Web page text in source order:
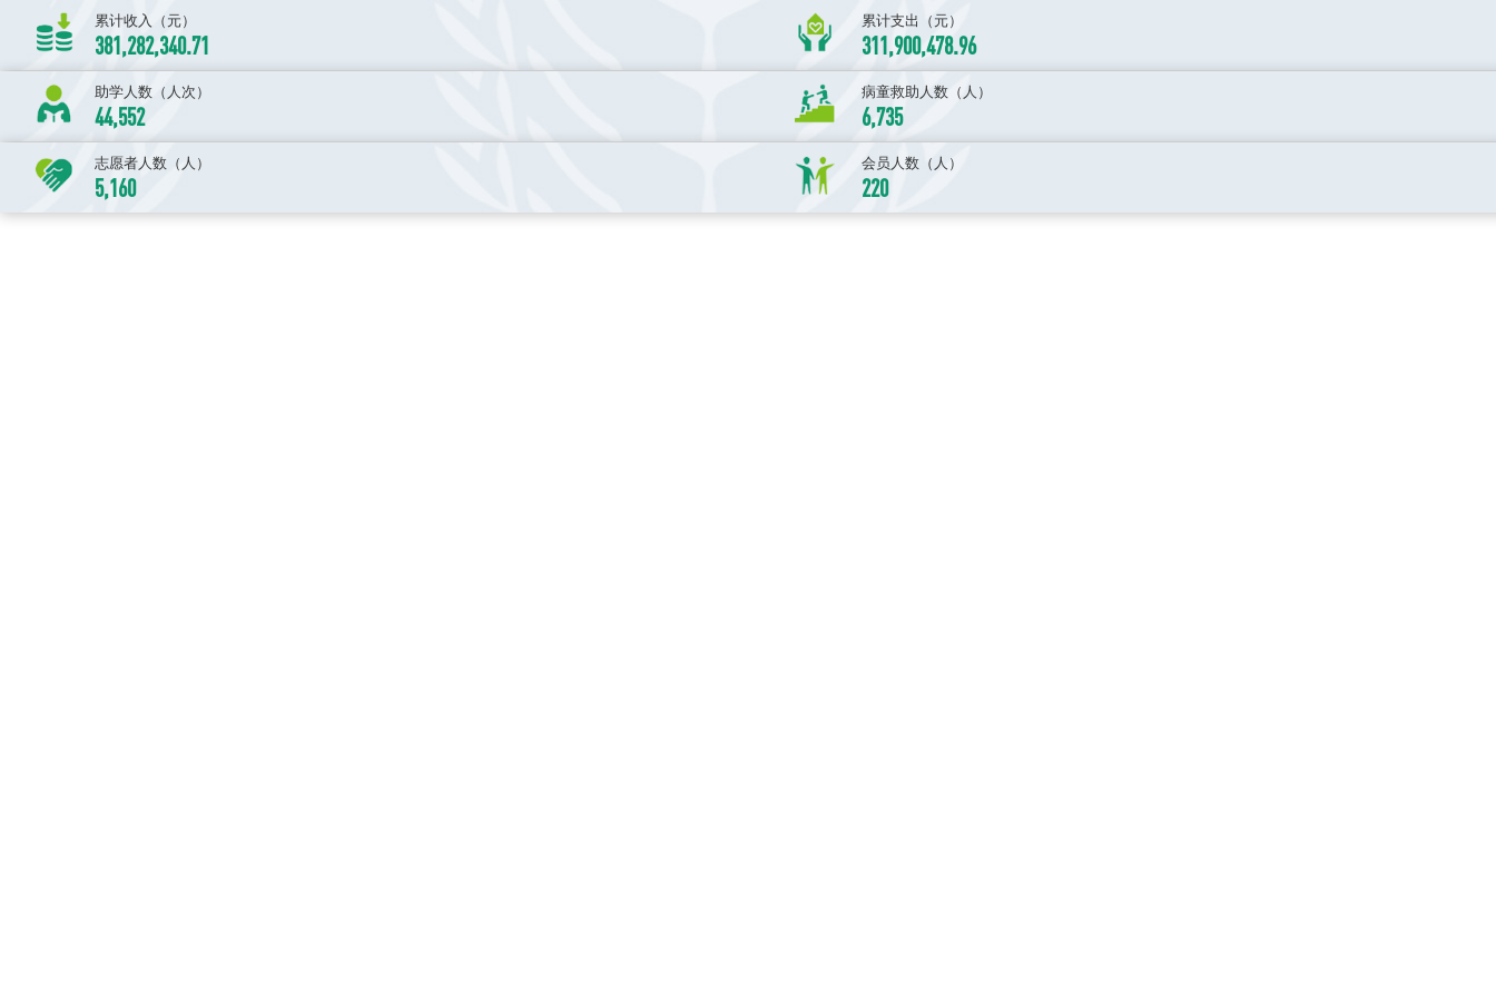
累计收入（元）
381,282,340.71
累计支出（元）
311,900,478.96
助学人数（人次）
44,552
病童救助人数（人）
6,735
志愿者人数（人）
5,160
会员人数（人）
220